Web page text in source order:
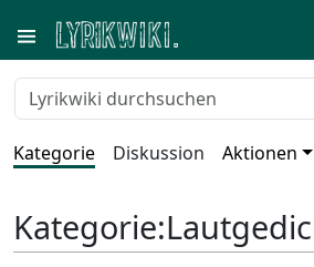
Kategorie Diskussion Aktionen
Kategorie: